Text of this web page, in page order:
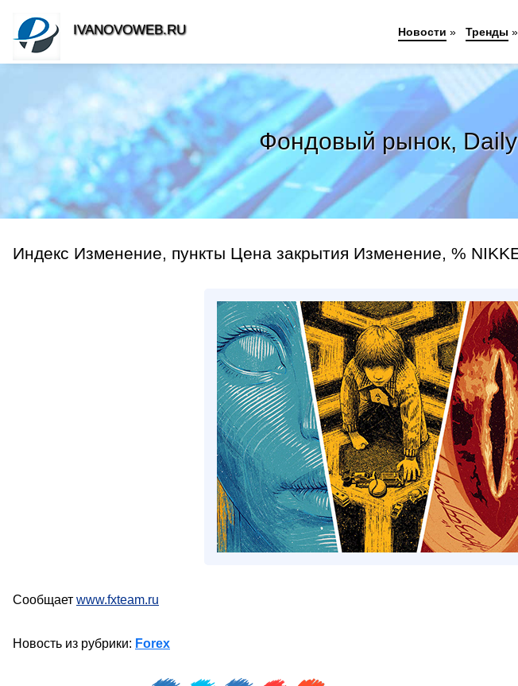
Фондовый рынок, Daily
Индекс Изменение, пункты Цена закрытия Изменение, %
Сообщает www.fxteam.ru
Новость из рубрики: Forex
IVANOVOWEB.RU Новости » Тренды »